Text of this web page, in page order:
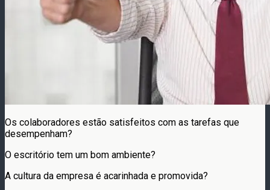
Os colaboradores estão satisfeitos com as tarefas que
desempenham?
O escritório tem um bom ambiente?
A cultura da empresa é acarinhada e promovida?